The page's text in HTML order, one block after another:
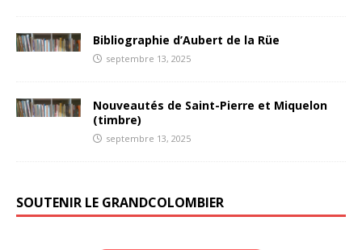
Bibliographie d’Aubert de la Rüe
septembre 13, 2025
Nouveautés de Saint-Pierre et Miquelon
(timbre)
septembre 13, 2025
SOUTENIR LE GRANDCOLOMBIER